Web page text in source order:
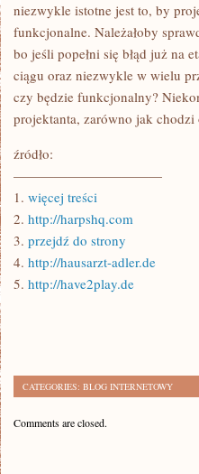
niezwykle istotne jest to, by
funkcjonalne. Należałoby
bo jeśli popełni się błąd już na
ciągu oraz niezwykle w wielu
czy będzie funkcjonalny?
projektanta, zarówno jak
źródło:
———————————
1. więcej treści
2. http://harpshq.com
3. przejdź do strony
4. http://hausarzt-adler.de
5. http://have2play.de
CATEGORIES: BLOG INTERNETOWY
Comments are closed.